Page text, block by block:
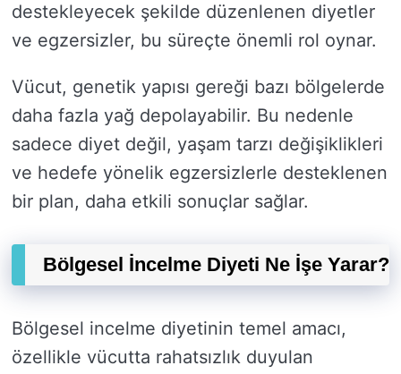
destekleyecek şekilde düzenlenen diyetler
ve egzersizler, bu süreçte önemli rol oynar.
Vücut, genetik yapısı gereği bazı bölgelerde
daha fazla yağ depolayabilir. Bu nedenle
sadece diyet değil, yaşam tarzı değişiklikleri
ve hedefe yönelik egzersizlerle desteklenen
bir plan, daha etkili sonuçlar sağlar.
Bölgesel İncelme Diyeti Ne İşe Yarar?
Bölgesel incelme diyetinin temel amacı,
özellikle vücutta rahatsızlık duyulan